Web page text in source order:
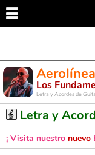
Los
Letra y Acordes de
Letra y
¡ Visita nuestro nuevo